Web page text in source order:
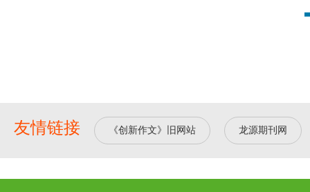
友情链接 《创新作文》旧网站 龙源期刊网